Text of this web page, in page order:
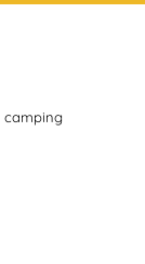
camping